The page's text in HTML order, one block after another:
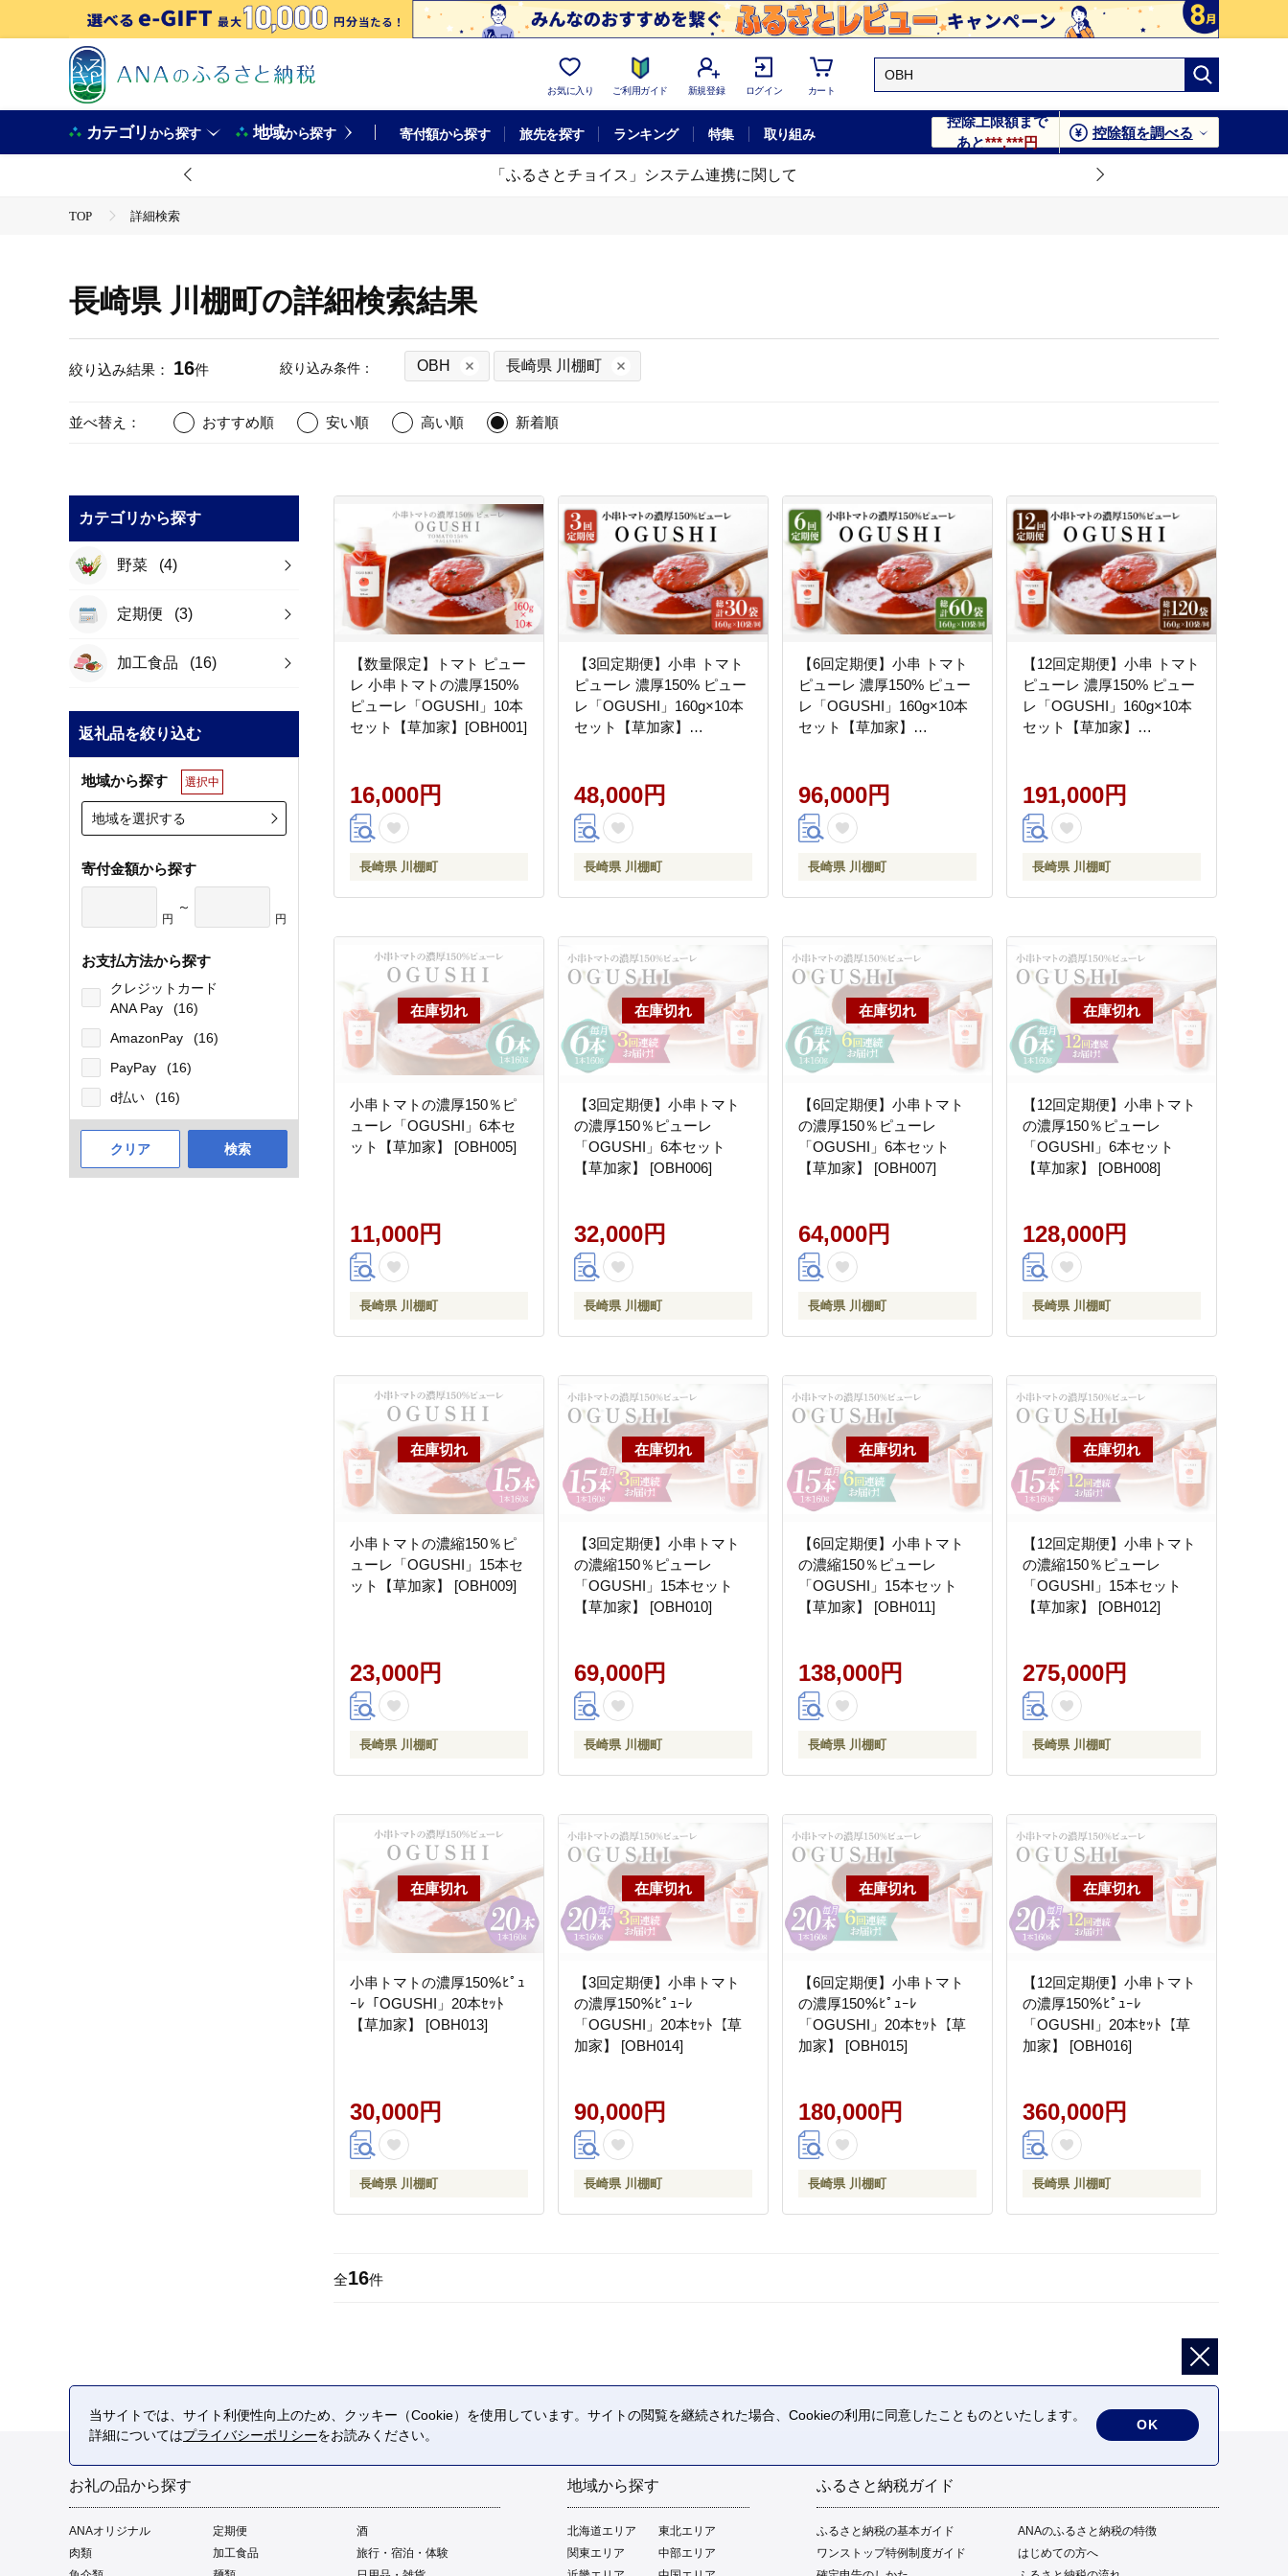
お気に入り ご利用ガイド 新規登録 ログイン カート
カテゴリから探す 地域から探す 寄付額から探す 旅先を探す ランキング 特集 取り組み
控除上限額まで
あと***,***円
控除額を調べる
「ふるさとチョイス」システム連携に関して
TOP 詳細検索
長崎県 川棚町の詳細検索結果
絞り込み結果： 16件 絞り込み条件： OBH 長崎県 川棚町
並べ替え： おすすめ順 安い順 高い順 新着順
カテゴリから探す
野菜 (4)
定期便 (3)
加工食品 (16)
返礼品を絞り込む
地域から探す 選択中
地域を選択する
寄付金額から探す
円
～
円
お支払方法から探す
クレジットカード
ANA Pay
(16)
AmazonPay
(16)
PayPay
(16)
d払い
(16)
クリア 検索
【数量限定】トマト ピュー
レ 小串トマトの濃厚150%
ピューレ「OGUSHI」10本
セット【草加家】[OBH001]
16,000円
長崎県 川棚町
【3回定期便】小串 トマト
ピューレ 濃厚150% ピュー
レ「OGUSHI」160g×10本
セット【草加家】
48,000円
長崎県 川棚町
【6回定期便】小串 トマト
ピューレ 濃厚150% ピュー
レ「OGUSHI」160g×10本
セット【草加家】
96,000円
長崎県 川棚町
【12回定期便】小串 トマト
ピューレ 濃厚150% ピュー
レ「OGUSHI」160g×10本
セット【草加家】
191,000円
長崎県 川棚町
小串トマトの濃厚150％ピ
ューレ「OGUSHI」6本セ
ット【草加家】 [OBH005]
11,000円
長崎県 川棚町
【3回定期便】小串トマト
の濃厚150％ピューレ
「OGUSHI」6本セット
【草加家】 [OBH006]
32,000円
長崎県 川棚町
【6回定期便】小串トマト
の濃厚150％ピューレ
「OGUSHI」6本セット
【草加家】 [OBH007]
64,000円
長崎県 川棚町
【12回定期便】小串トマト
の濃厚150％ピューレ
「OGUSHI」6本セット
【草加家】 [OBH008]
128,000円
長崎県 川棚町
小串トマトの濃縮150％ピ
ューレ「OGUSHI」15本セ
ット【草加家】 [OBH009]
23,000円
長崎県 川棚町
【3回定期便】小串トマト
の濃縮150％ピューレ
「OGUSHI」15本セット
【草加家】 [OBH010]
69,000円
長崎県 川棚町
【6回定期便】小串トマト
の濃縮150％ピューレ
「OGUSHI」15本セット
【草加家】 [OBH011]
138,000円
長崎県 川棚町
【12回定期便】小串トマト
の濃縮150％ピューレ
「OGUSHI」15本セット
【草加家】 [OBH012]
275,000円
長崎県 川棚町
小串トマトの濃厚150％ﾋﾟｭ
ｰﾚ「OGUSHI」20本ｾｯﾄ
【草加家】 [OBH013]
30,000円
長崎県 川棚町
【3回定期便】小串トマト
の濃厚150％ﾋﾟｭｰﾚ
「OGUSHI」20本ｾｯﾄ【草
加家】 [OBH014]
90,000円
長崎県 川棚町
【6回定期便】小串トマト
の濃厚150％ﾋﾟｭｰﾚ
「OGUSHI」20本ｾｯﾄ【草
加家】 [OBH015]
180,000円
長崎県 川棚町
【12回定期便】小串トマト
の濃厚150％ﾋﾟｭｰﾚ
「OGUSHI」20本ｾｯﾄ【草
加家】 [OBH016]
360,000円
長崎県 川棚町
全16件
お礼の品から探す
ANAオリジナル 定期便
酒
肉類
加工食品
旅行・宿泊・体験
地域から探す
北海道エリア
東北エリア
関東エリア
中部エリア
ふるさと納税ガイド
ふるさと納税の基本ガイド
ANAのふるさと納税の特徴
ワンストップ特例制度ガイド
はじめての方へ
当サイトでは、サイト利便性向上のため、クッキー（Cookie）を使用しています。サイトの閲覧を継続された場合、Cookieの利用に同意したことものといたします。
詳細についてはプライバシーポリシーをお読みください。
OK